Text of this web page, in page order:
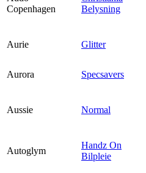
Copenhagen
Belysning
Aurie
Glitter
Aurora Specsavers
Aussie Normal
Autoglym
Handz On
Bilpleie